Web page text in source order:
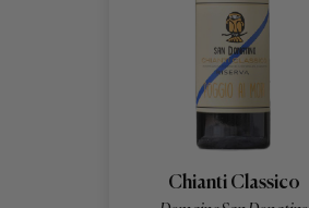
Chianti Classico